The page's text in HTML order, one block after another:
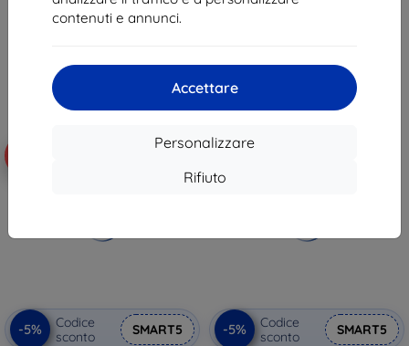
contenuti e annunci.
Accettare
Personalizzare
Rifiuto
-5%
Codice
sconto
SMART5 -5%
Codice
sconto
SMART5